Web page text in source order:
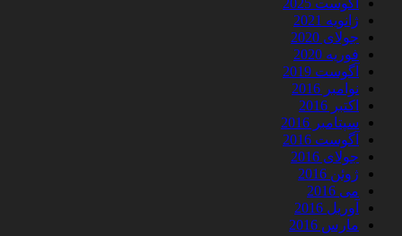
آگوست 2025
ژانویه 2021
جولای 2020
فوریه 2020
آگوست 2019
نوامبر 2016
اکتبر 2016
سپتامبر 2016
آگوست 2016
جولای 2016
ژوئن 2016
می 2016
آوریل 2016
مارس 2016